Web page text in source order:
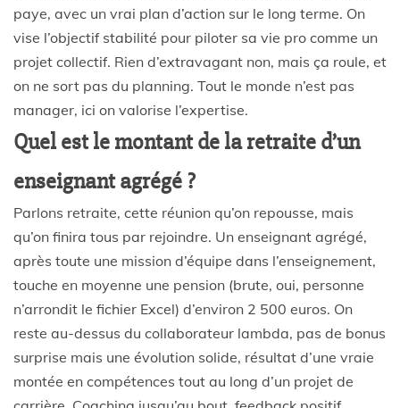
paye, avec un vrai plan d’action sur le long terme. On
vise l’objectif stabilité pour piloter sa vie pro comme un
projet collectif. Rien d’extravagant non, mais ça roule, et
on ne sort pas du planning. Tout le monde n’est pas
manager, ici on valorise l’expertise.
Quel est le montant de la retraite d’un
enseignant agrégé ?
Parlons retraite, cette réunion qu’on repousse, mais
qu’on finira tous par rejoindre. Un enseignant agrégé,
après toute une mission d’équipe dans l’enseignement,
touche en moyenne une pension (brute, oui, personne
n’arrondit le fichier Excel) d’environ 2 500 euros. On
reste au-dessus du collaborateur lambda, pas de bonus
surprise mais une évolution solide, résultat d’une vraie
montée en compétences tout au long d’un projet de